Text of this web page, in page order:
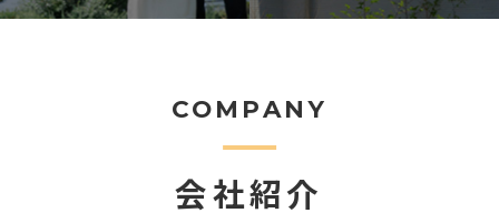
COMPANY
会社紹介